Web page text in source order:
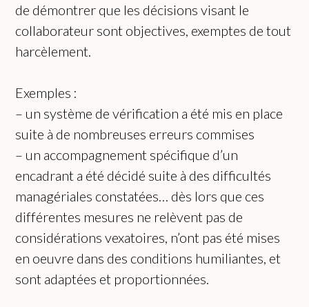
de démontrer que les décisions visant le
collaborateur sont objectives, exemptes de tout
harcèlement.
Exemples :
– un système de vérification a été mis en place
suite à de nombreuses erreurs commises
– un accompagnement spécifique d’un
encadrant a été décidé suite à des difficultés
managériales constatées… dès lors que ces
différentes mesures ne relèvent pas de
considérations vexatoires, n’ont pas été mises
en oeuvre dans des conditions humiliantes, et
sont adaptées et proportionnées.